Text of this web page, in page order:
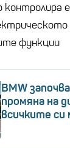
функции
BMW
промяна на
всичките си